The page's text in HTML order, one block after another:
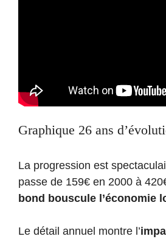
Graphique 26 ans
La progression est
passe de 159€ en 2000 à
bond bouscule l’économie
Le détail annuel montre l’